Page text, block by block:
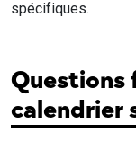
spécifiques.
Questions
calendrier